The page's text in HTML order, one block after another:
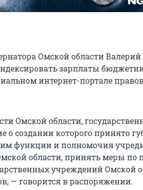
Омской области
зарплаты
интернет-портале
Омской области,
о создании которого принято
функции и полномочия
области, принять меры
учреждений Омской
— говорится в распоряжении.